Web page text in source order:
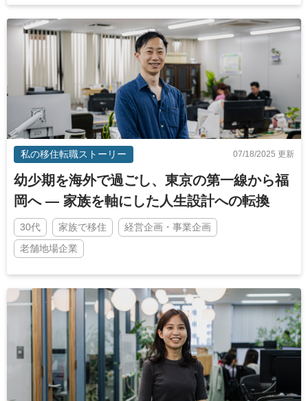
私の移住転職ストーリー 07/18/2025 更新
幼少期を海外で過ごし、東京の第一線から福
岡へ — 家族を軸にした人生設計への転換
30代 家族で移住
経営企画・事業企画
老舗地場企業